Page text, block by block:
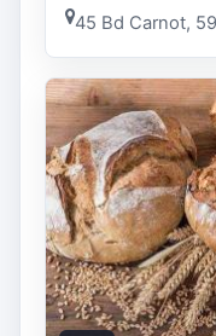
45 Bd Carnot,